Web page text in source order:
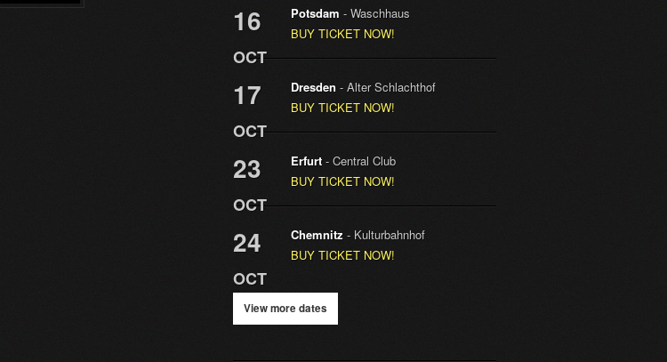
16
OCT
Potsdam - Waschhaus
BUY TICKET NOW!
17
OCT
Dresden - Alter Schlachthof
BUY TICKET NOW!
23
OCT
Erfurt - Central Club
BUY TICKET NOW!
24
OCT
Chemnitz - Kulturbahnhof
BUY TICKET NOW!
View more dates